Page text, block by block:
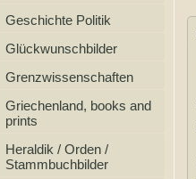
Geschichte Politik
Glückwunschbilder
Grenzwissenschaften
Griechenland, books and
prints
Heraldik / Orden /
Stammbuchbilder